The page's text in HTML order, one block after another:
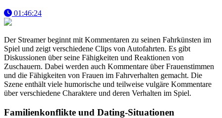
01:46:24
Der Streamer beginnt mit Kommentaren zu seinen Fahrkünsten im
Spiel und zeigt verschiedene Clips von Autofahrten. Es gibt
Diskussionen über seine Fähigkeiten und Reaktionen von
Zuschauern. Dabei werden auch Kommentare über Frauenstimmen
und die Fähigkeiten von Frauen im Fahrverhalten gemacht. Die
Szene enthält viele humorische und teilweise vulgäre Kommentare
über verschiedene Charaktere und deren Verhalten im Spiel.
Familienkonflikte und Dating-Situationen